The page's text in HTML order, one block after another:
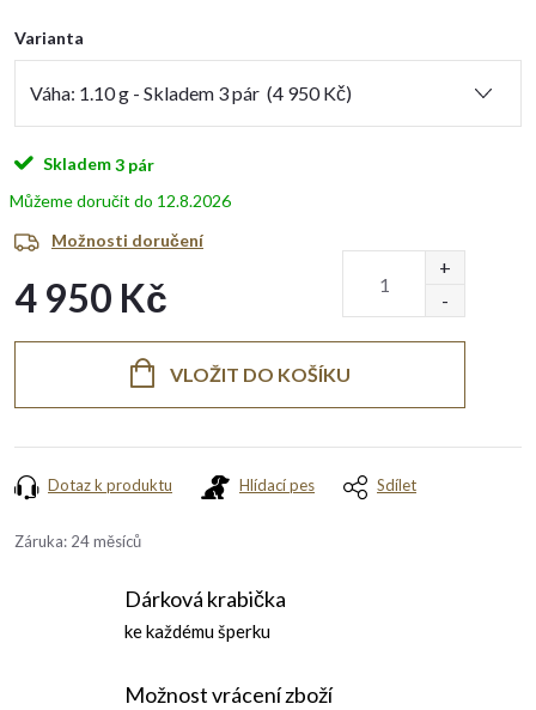
Varianta
Skladem3 pár
12.8.2026
Možnosti doručení
4 950 Kč
VLOŽIT DO KOŠÍKU
Dotaz k produktu Hlídací pes Sdílet
Záruka: 24 měsíců
Dárková krabička
ke každému šperku
Možnost vrácení zboží